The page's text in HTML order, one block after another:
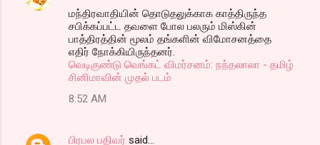
மந்திரவாதியின் தொடுதலுக்காக காத்திருந்த
சபிக்கப்பட்ட தவளை போல பலரும் மிஸ்கின்
பாத்திரத்தின் மூலம் தங்களின் விமோசனத்தை
எதிர் நோக்கியிருந்தனர்.
வெடிகுண்டு வெங்கட் விமர்சனம்: நந்தலாலா - தமிழ்
சினிமாவின் முதல் படம்
8:52 AM
பிரபல பதிவர் said…